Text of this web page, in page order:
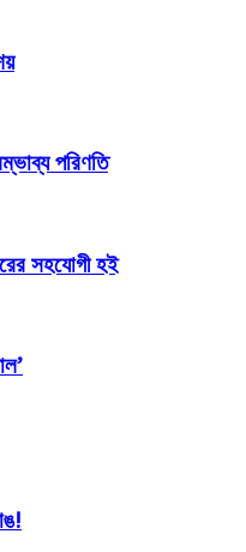
পরিণতি
সহযোগী হই